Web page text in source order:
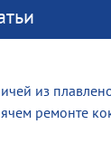
из
ремонте